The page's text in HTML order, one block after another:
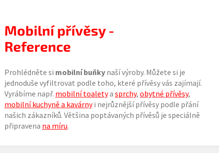
Mobilní přívěsy -
Reference
Prohlédněte si mobilní buňkynaší výroby. Můžete si je
jednoduše vyfiltrovat podle toho, které přívěsy vás zajímají.
Vyrábíme např. mobilní toaletya sprchy, obytné přívěsy,
mobilní kuchyně a kavárnyi nejrůznější přívěsy podle přání
našich zákazníků. Většina poptávaných přívěsů je speciálně
připravena na míru.